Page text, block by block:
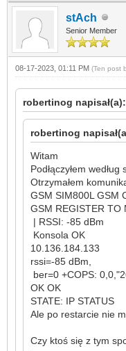
stAch
Senior Member
08-17-2023, 01:11 PM (Ten post
robertinog napisał(a):
robertinog
Witam
Podłączyłem
Otrzymałem
GSM SIM800L GSM
GSM REGISTER TO
| RSSI: -85 dBm
Konsola OK
10.136.184.133
rssi=-85 dBm,
ber=0 +COPS:
OK OK
STATE: IP STATUS
Ale po restarcie nie
Czy ktoś się z tym